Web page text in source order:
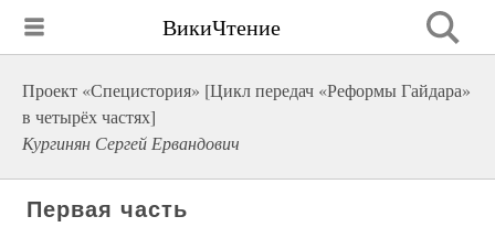
ВикиЧтение
Проект «Специстория» [Цикл передач «Реформы Гайдара»
в четырёх частях]
Кургинян Сергей Ервандович
Первая часть